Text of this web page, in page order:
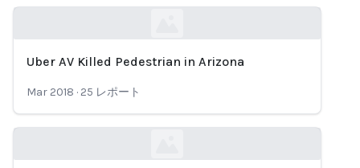
Uber AV Killed Pedestrian in Arizona
Mar 2018 · 25 レポート